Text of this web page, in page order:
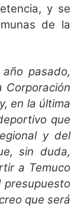
y se
de la
pasado,
Corporación
en la última
que
y del
sin duda,
a Temuco
que será